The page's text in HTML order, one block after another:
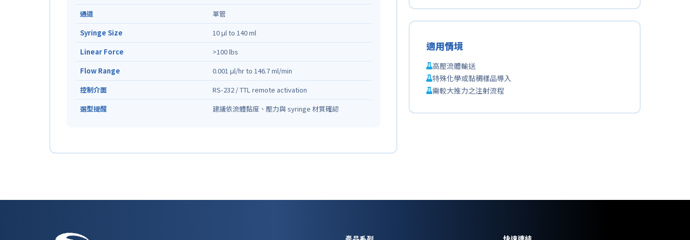
通道
單管
Syringe Size
10 μl to 140 ml
Linear Force
>100 lbs
Flow Range
0.001 μl/hr to 146.7 ml/min
控制介面
RS-232 / TTL remote activation
選型提醒
建議依流體黏度、壓力與 syringe 材質確認
適用情境
高壓流體輸送
特殊化學或黏稠樣品導入
需較大推力之注射流程